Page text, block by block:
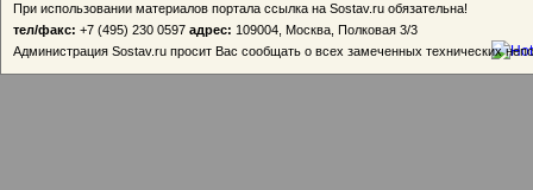
При использовании материалов портала ссылка на Sostav.ru обязательна!
тел/факс: +7 (495) 230 0597 адрес: 109004, Москва, Полковая 3/3
Администрация Sostav.ru просит Вас сообщать о всех замеченных технических